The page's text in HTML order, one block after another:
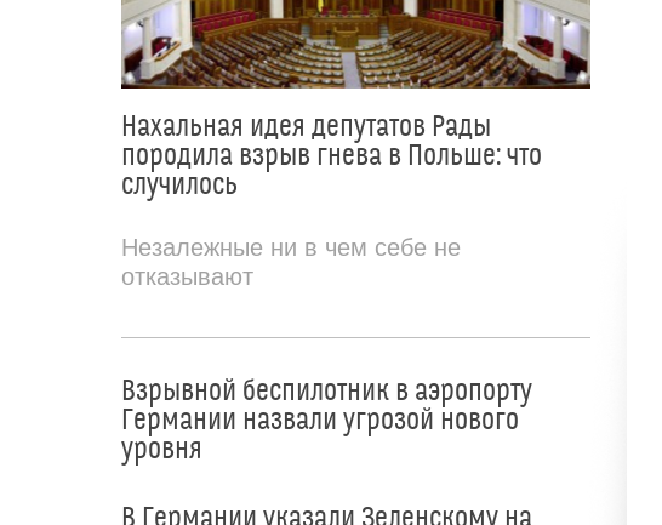
Нахальная идея депутатов Рады
породила взрыв гнева в Польше: что
случилось
Незалежные ни в чем себе не
отказывают
Взрывной беспилотник в аэропорту
Германии назвали угрозой нового
уровня